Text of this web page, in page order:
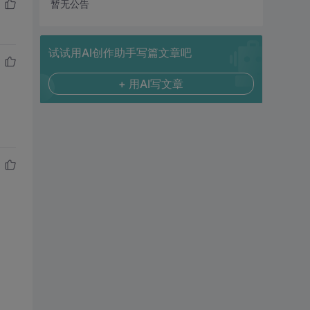
暂无公告
试试用AI创作助手写篇文章吧
+ 用AI写文章